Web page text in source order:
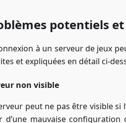
potentiels
à un serveur de jeux
et expliquées en détail ci-
non visible
peut ne pas être visible si
d’une mauvaise